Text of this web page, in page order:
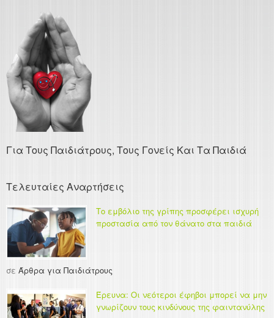
Για Τους Παιδιάτρους, Τους Γονείς Και Τα Παιδιά
Τελευταίες Αναρτήσεις
Το εμβόλιο της γρίπης προσφέρει ισχυρή
προστασία από τον θάνατο στα παιδιά
σε Άρθρα για Παιδιάτρους
Έρευνα: Οι νεότεροι έφηβοι μπορεί να μην
γνωρίζουν τους κινδύνους της φαιντανύλης